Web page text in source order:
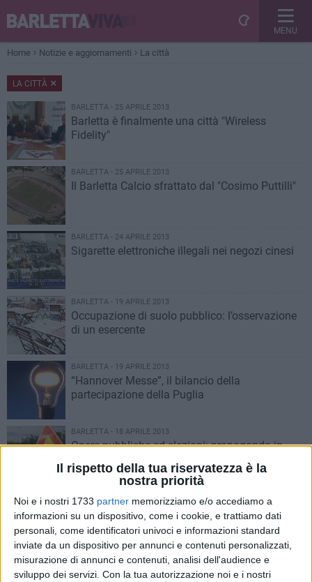
Il rispetto della tua riservatezza è la
nostra priorità
Noi e i nostri 1733 partner memorizziamo e/o accediamo a
informazioni su un dispositivo, come i cookie, e trattiamo dati
personali, come identificatori univoci e informazioni standard
inviate da un dispositivo per annunci e contenuti personalizzati,
misurazione di annunci e contenuti, analisi dell'audience e
sviluppo dei servizi. Con la tua autorizzazione noi e i nostri
MENU
Home Notizie e aggiornamenti La città
LA CITTÀ
BARLETTA - 25 APRILE 2013
Barletta è finalmente una città "Wireless
Fidelity"
BARLETTA - 25 APRILE 2013
Il Barletta Calcio sfrattato dal "Cosimo Puttilli"
BARLETTA - 24 APRILE 2013
Sigarette elettroniche illegali nei negozi cinesi
BARLETTA - 19 APRILE 2013
Occupazione di suolo pubblico: l’osservazione
di un esercente
BARLETTA - 19 APRILE 2013
“Hannover Messe”, il bilancio della
partecipazione della Puglia
BARLETTA - 18 APRILE 2013
Opere pubbliche ed elezioni: propaganda in
BARLETTA - 18 APRILE 2013
Trasparenza al Comune di Barletta?
BARLETTA - 17 APRILE 2013
Il dott. Delvecchio fa chiarezza sul ruolo dei
medici di famiglia